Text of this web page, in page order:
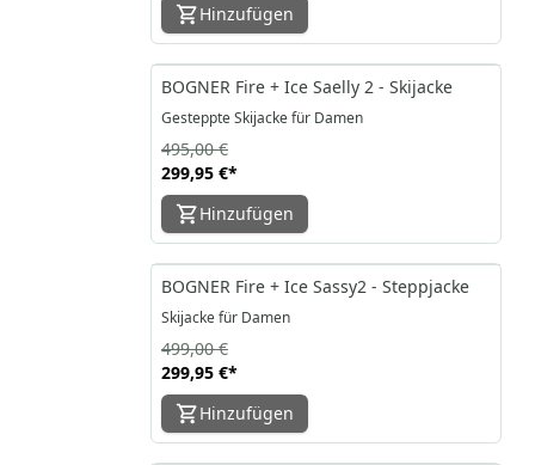
Hinzufügen
-39%
BOGNER Fire + Ice Saelly 2 - Skijacke
Gesteppte Skijacke für Damen
299,95 €*
495,00 €
Hinzufügen
-40%
BOGNER Fire + Ice Sassy2 - Steppjacke
Skijacke für Damen
299,95 €*
499,00 €
Hinzufügen